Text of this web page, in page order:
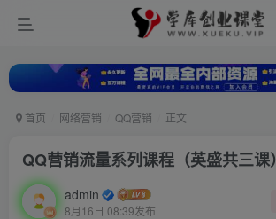
首页 网络营销 QQ营销 正文
QQ营销流量系列课程（英盛共三课）
admin
8月16日 08:39发布